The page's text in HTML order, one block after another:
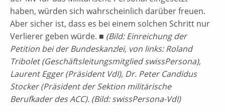
haben, würden sich wahrscheinlich darüber freuen.
Aber sicher ist, dass es bei einem solchen Schritt nur
Verlierer geben würde. ■ (Bild: Einreichung der
Petition bei der Bundeskanzlei, von links: Roland
Tribolet (Geschäftsleitungsmitglied swissPersona),
Laurent Egger (Präsident VdI), Dr. Peter Candidus
Stocker (Präsident der Sektion militärische
Berufkader des ACC). (Bild: swissPersona-VdI)